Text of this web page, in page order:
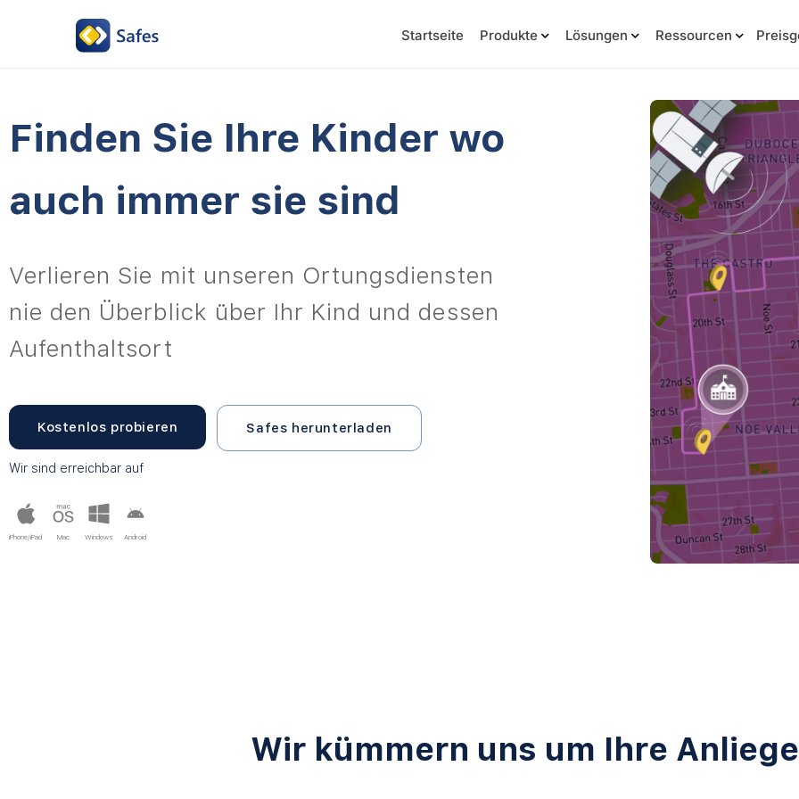
Startseite Produkte Lösungen Ressourcen
Finden Sie Ihre Kinder wo
auch immer sie sind
Verlieren Sie mit unseren Ortungsdiensten
nie den Überblick über Ihr Kind und dessen
Aufenthaltsort
Kostenlos probieren Safes herunterladen
Wir sind erreichbar auf
iPhone/iPad Mac Windows Android
Wir kümmern uns um Ihre